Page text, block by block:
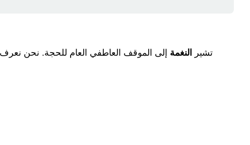
الكاتب؟
تشير النغمة إلى الموقف العاطفي العام للحجة. نحن